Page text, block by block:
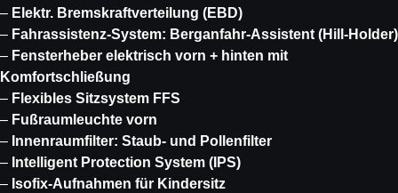
– Elektr. Bremskraftverteilung (EBD)
– Fahrassistenz-System: Berganfahr-Assistent (Hill-Holder)
– Fensterheber elektrisch vorn + hinten mit
Komfortschließung
– Flexibles Sitzsystem FFS
– Fußraumleuchte vorn
– Innenraumfilter: Staub- und Pollenfilter
– Intelligent Protection System (IPS)
– Isofix-Aufnahmen für Kindersitz